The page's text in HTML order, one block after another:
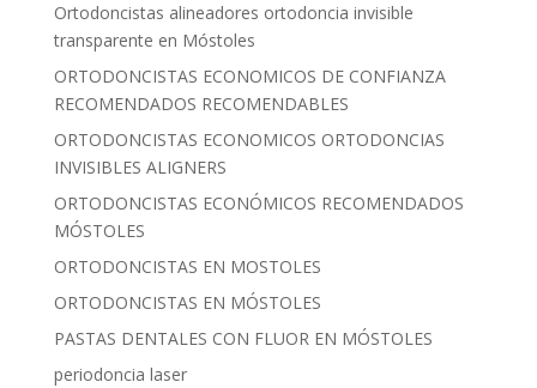
Ortodoncistas alineadores ortodoncia invisible
transparente en Móstoles
ORTODONCISTAS ECONOMICOS DE CONFIANZA
RECOMENDADOS RECOMENDABLES
ORTODONCISTAS ECONOMICOS ORTODONCIAS
INVISIBLES ALIGNERS
ORTODONCISTAS ECONÓMICOS RECOMENDADOS
MÓSTOLES
ORTODONCISTAS EN MOSTOLES
ORTODONCISTAS EN MÓSTOLES
PASTAS DENTALES CON FLUOR EN MÓSTOLES
periodoncia laser